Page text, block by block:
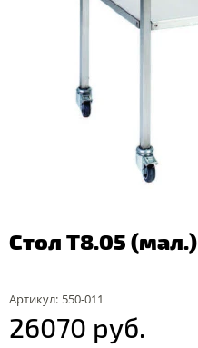
Стол Т8.05 (мал.)
Артикул: 550-011
26070 руб.